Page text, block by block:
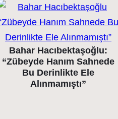
Bahar Hacıbektaşoğlu:
“Zübeyde Hanım Sahnede
Bu Derinlikte Ele
Alınmamıştı”